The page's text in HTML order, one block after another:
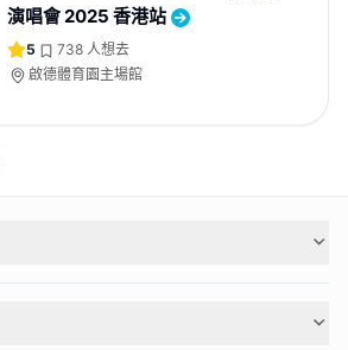
演唱會 2025 香港站
5 738 人想去
啟德體育園主場館